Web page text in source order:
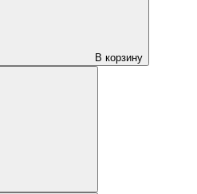
В корзину